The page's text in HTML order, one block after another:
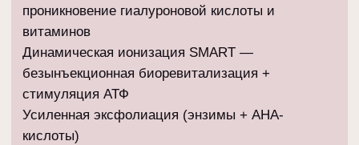
Результат:
✓ Значительное уменьшение глубины морщин
✓ Улучшение тургора кожи (повышение
упругости и эластичности)
✓ Лифтинг кожи, более чёткие контуры лица
✓ Устранение отёков
Рекомендуемый курс:1 раз в неделю, 3 недели